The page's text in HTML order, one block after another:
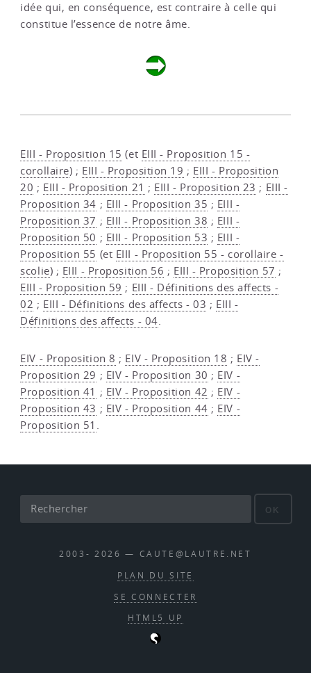
idée qui, en conséquence, est contraire à celle qui
constitue l’essence de notre âme.
EIII - Proposition 15 (et EIII - Proposition 15 -
corollaire) ; EIII - Proposition 19 ; EIII - Proposition
20 ; EIII - Proposition 21 ; EIII - Proposition 23 ; EIII -
Proposition 34 ; EIII - Proposition 35 ; EIII -
Proposition 37 ; EIII - Proposition 38 ; EIII -
Proposition 50 ; EIII - Proposition 53 ; EIII -
Proposition 55 (et EIII - Proposition 55 - corollaire -
scolie) ; EIII - Proposition 56 ; EIII - Proposition 57 ;
EIII - Proposition 59 ; EIII - Définitions des affects -
02 ; EIII - Définitions des affects - 03 ; EIII -
Définitions des affects - 04.
EIV - Proposition 8 ; EIV - Proposition 18 ; EIV -
Proposition 29 ; EIV - Proposition 30 ; EIV -
Proposition 41 ; EIV - Proposition 42 ; EIV -
Proposition 43 ; EIV - Proposition 44 ; EIV -
Proposition 51
OK
2003- 2026 — CAUTE@LAUTRE.NET
PLAN DU SITE
SE CONNECTER
HTML5 UP